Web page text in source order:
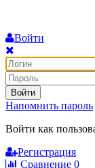
Войти
Войти
Напомнить пароль
Войти как
Регистрация
Сравнение 0